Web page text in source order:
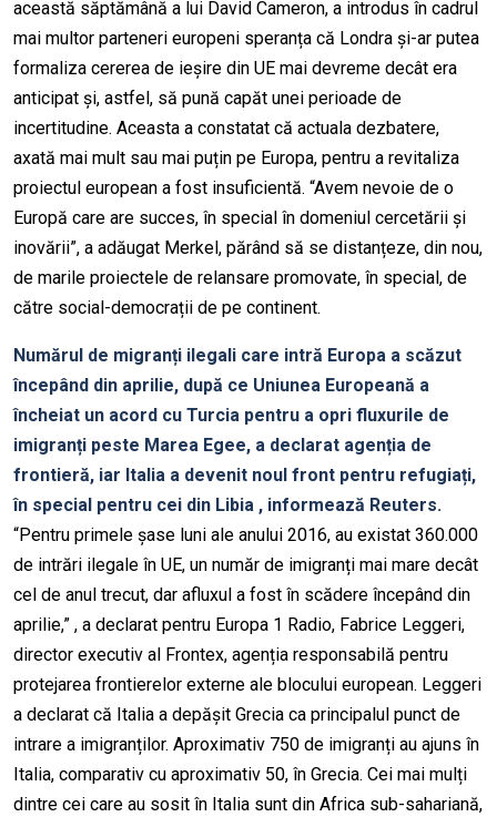
această săptămână a lui David Cameron, a introdus în cadrul
mai multor parteneri europeni speranța că Londra și-ar putea
formaliza cererea de ieșire din UE mai devreme decât era
anticipat și, astfel, să pună capăt unei perioade de
incertitudine. Aceasta a constatat că actuala dezbatere,
axată mai mult sau mai puțin pe Europa, pentru a revitaliza
proiectul european a fost insuficientă. “Avem nevoie de o
Europă care are succes, în special în domeniul cercetării și
inovării”, a adăugat Merkel, părând să se distanțeze, din nou,
de marile proiectele de relansare promovate, în special, de
către social-democrații de pe continent.
Numărul de migranți ilegali care intră Europa a scăzut
începând din aprilie, după ce Uniunea Europeană a
încheiat un acord cu Turcia pentru a opri fluxurile de
imigranți peste Marea Egee, a declarat agenția de
frontieră, iar Italia a devenit noul front pentru refugiați,
în special pentru cei din Libia , informează Reuters.
“Pentru primele șase luni ale anului 2016, au existat 360.000
de intrări ilegale în UE, un număr de imigranți mai mare decât
cel de anul trecut, dar afluxul a fost în scădere începând din
aprilie,” , a declarat pentru Europa 1 Radio, Fabrice Leggeri,
director executiv al Frontex, agenția responsabilă pentru
protejarea frontierelor externe ale blocului european. Leggeri
a declarat că Italia a depășit Grecia ca principalul punct de
intrare a imigranților. Aproximativ 750 de imigranți au ajuns în
Italia, comparativ cu aproximativ 50, în Grecia. Cei mai mulți
dintre cei care au sosit în Italia sunt din Africa sub-sahariană,